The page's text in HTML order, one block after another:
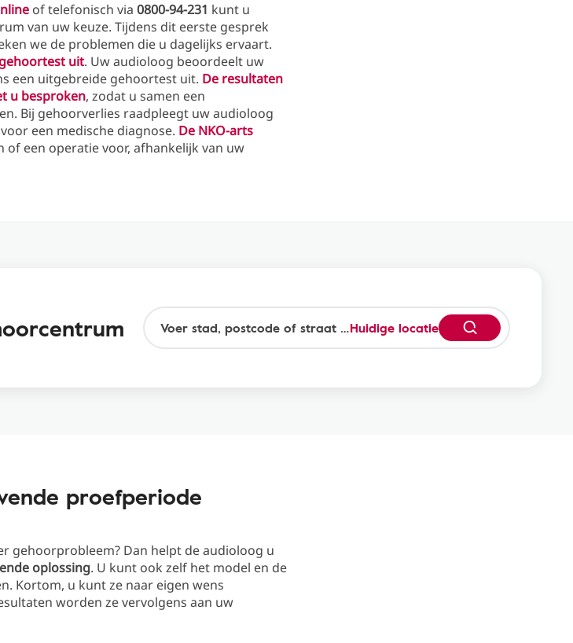
of telefonisch via 0800-94-231 kunt u
van uw keuze. Tijdens dit eerste gesprek
we de problemen die u dagelijks ervaart.
uit. Uw audioloog beoordeelt uw
een uitgebreide gehoortest uit. De resultaten
u besproken, zodat u samen een
Bij gehoorverlies raadpleegt uw audioloog
een medische diagnose. De NKO-arts
een operatie voor, afhankelijk van uw
Huidige locatie
proefperiode
gehoorprobleem? Dan helpt de audioloog u
oplossing. U kunt ook zelf het model en de
Kortom, u kunt ze naar eigen wens
worden ze vervolgens aan uw